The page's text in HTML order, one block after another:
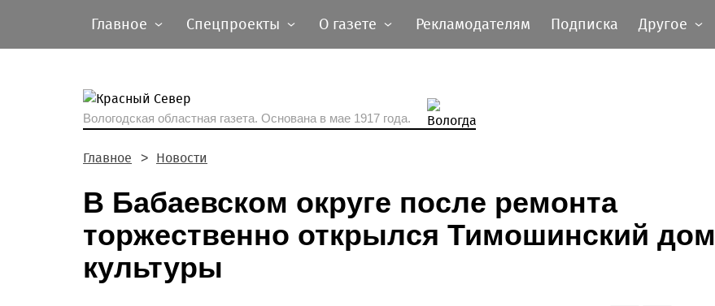
Главное Спецпроекты О газете Рекламодателям Подписка Другое
Вологодская областная газета. Основана в мае 1917 года.
Главное Новости
В Бабаевском округе после ремонта
торжественно открылся Тимошинский дом
культуры